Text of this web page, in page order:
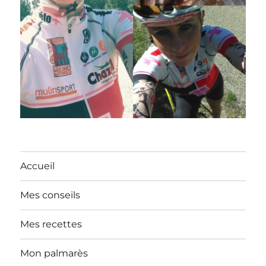
Accueil
Mes conseils
Mes recettes
Mon palmarès